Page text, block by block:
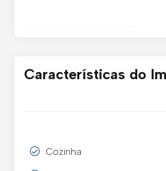
Características do
Cozinha